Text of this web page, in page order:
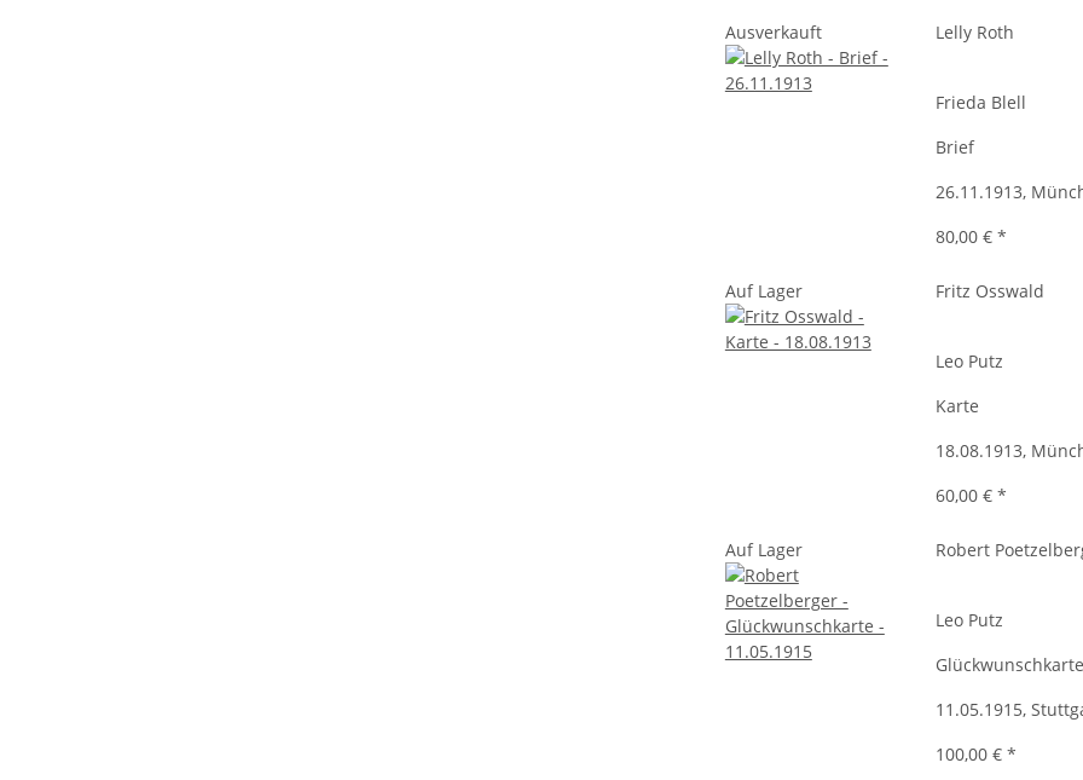
Ausverkauft Lelly Roth
Frieda Blell
Brief
26.11.1913,
80,00 €*
Auf Lager Fritz Osswald
Leo Putz
Karte
18.08.1913,
60,00 €*
Auf Lager Robert
Leo Putz
11.05.1915,
100,00 €*